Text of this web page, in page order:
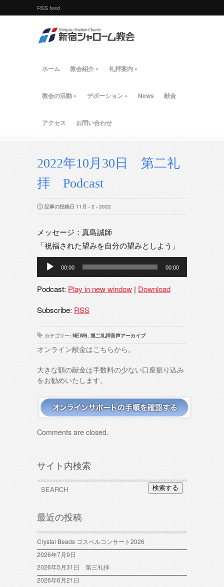
RSS feed
ホーム 教会紹介 » 礼拝案内 »
教会の活動 » デボーション » News 献金
アクセス お問い合わせ
2022年10月30日 第二礼
拝 Podcast
記事の投稿日 11月 - 2 - 2022
メッセージ：真島誠師
「祝福された望みを自分の望みとしよう」
レ
ー
ー
00:00 00:00
Podcast: Play in new window | Download
Subscribe: RSS
カテゴリー: NEWS, 第二礼拝音声アーカイブ
オンライン献金はこちらから。
大きな額の献金は手数料の少ない口座振り込み
をお勧めいたします。
Comments are closed.
サイト内検索
検索する
最近の投稿
Crystal Beads ゴスペルコンサート2026
2026年7月9日
2026年5月31日 第三礼拝
2026年6月21日